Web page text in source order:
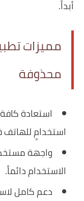
أبداً.
مميزات
‏محذوفة
استعادة
استخدامٍ للهاتف
واجهة
الاستخدام دائماً.
دعم كامل